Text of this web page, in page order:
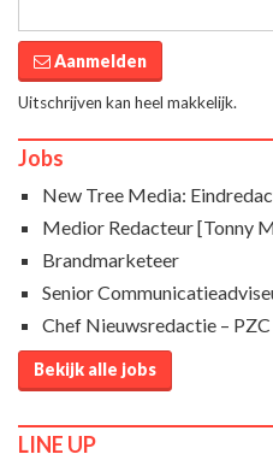
Aanmelden
Uitschrijven kan heel makkelijk.
Jobs
New Tree Media:
Medior Redacteur [Tonny
Brandmarketeer
Senior
Chef Nieuwsredactie – PZC
Bekijk alle jobs
LINE UP